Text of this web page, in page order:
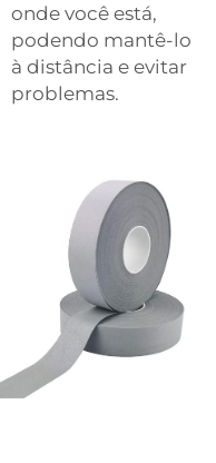
onde você está,
podendo mantê-lo
à distância e evitar
problemas.